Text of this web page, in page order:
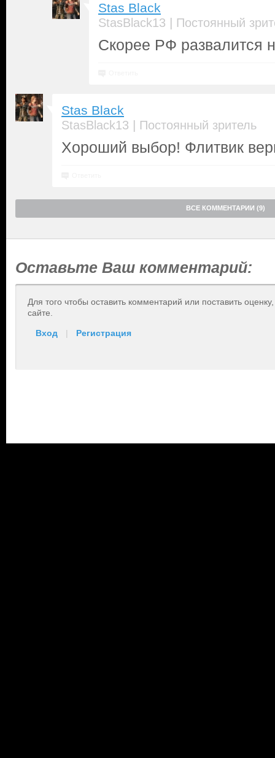
Stas Black
StasBlack13 | Постоянный
Скорее РФ развалится
Stas Black
StasBlack13 | Постоянный зритель
Хороший выбор! Флитвик
ВСЕ КОММЕНТАРИИ (9)
Оставьте Ваш комментарий:
Для того чтобы оставить комментарий или поставить
сайте.
Вход | Регистрация